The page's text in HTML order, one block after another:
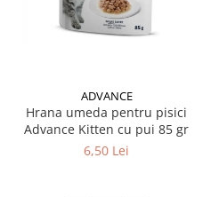
ADVANCE
Hrana umeda pentru pisici
Advance Kitten cu pui 85 gr
6,50 Lei